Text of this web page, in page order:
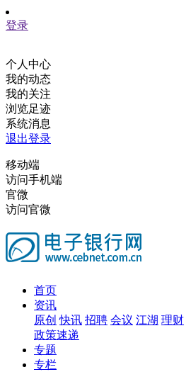
登录
个人中心
我的动态
我的关注
浏览足迹
系统消息
退出登录
移动端
访问手机端
官微
访问官微
首页
资讯
原创 快讯 招聘 会议 江湖 理财
政策速递
专题
专栏